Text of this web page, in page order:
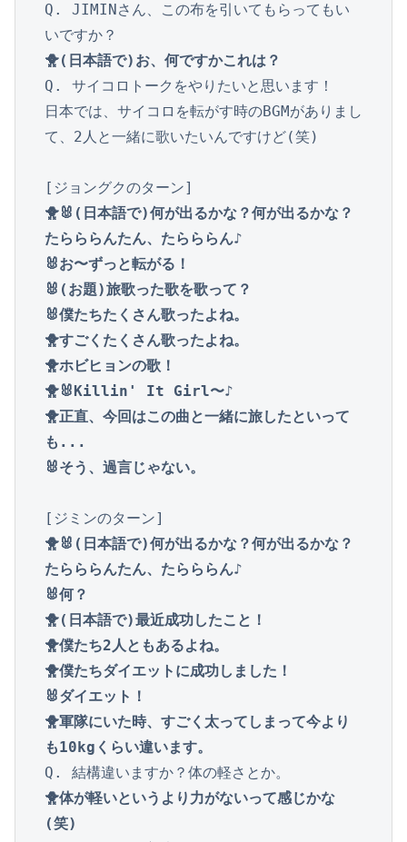
Q. JIMINさん、この布を引いてもらってもい
🐥(日本語で)お、何ですかこれは？
Q. サイコロトークをやりたいと思います！
日本では、サイコロを転がす時のBGMがありまし
て、2人と一緒に歌いたいんですけど(笑)
🐥🐰(日本語で)何が出るかな？何が出るかな？
たらららんたん、たらららん♪
🐰お〜ずっと転がる！
🐰(お題)旅歌った歌を歌って？
🐰僕たちたくさん歌ったよね。
🐥すごくたくさん歌ったよね。
🐥ホビヒョンの歌！
🐥🐰Killin' It Girl〜♪
🐥正直、今回はこの曲と一緒に旅したといって
も...
🐰そう、過言じゃない。
🐥🐰(日本語で)何が出るかな？何が出るかな？
たらららんたん、たらららん♪
🐰何？
🐥(日本語で)最近成功したこと！
🐥僕たち2人ともあるよね。
🐥僕たちダイエットに成功しました！
🐰ダイエット！
🐥軍隊にいた時、すごく太ってしまって今より
も10kgくらい違います。
🐥体が軽いというより力がないって感じかな
(笑)